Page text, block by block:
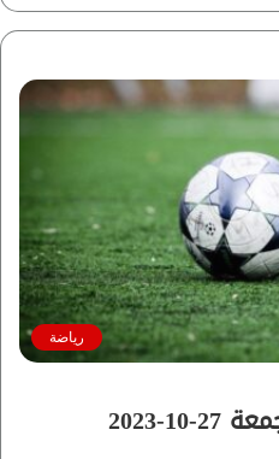
رياضة
مواعيد مباريات اليوم الجمعة 27-10-2023